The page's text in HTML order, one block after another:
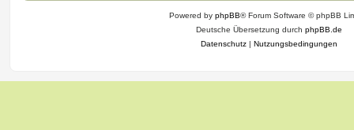
Powered by phpBB® Forum Software © phpBB
Deutsche Übersetzung durch phpBB.de
Datenschutz | Nutzungsbedingungen